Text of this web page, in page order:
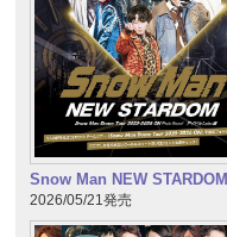
Snow Man NEW STARDOM
2026/05/21発売